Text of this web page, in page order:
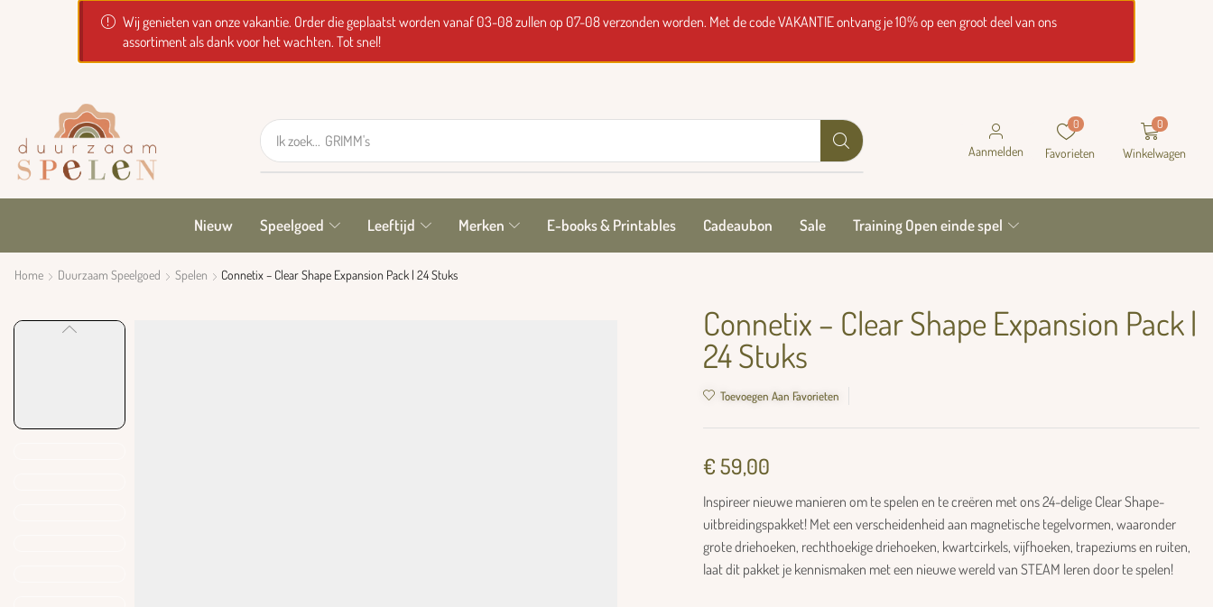
Wij genieten van onze vakantie. Order die geplaatst worden vanaf 03-08 zullen op 07-08 verzonden worden. Met de code VAKANTIE ontvang je 10% op een groot deel van ons
assortiment als dank voor het wachten. Tot snel!
Ik zoek... GRIMM's
Aanmelden
0
Favorieten
0
Winkelwagen
Nieuw Speelgoed Leeftijd Merken E-books & Printables Cadeaubon Sale Training Open einde spel
Home Duurzaam Speelgoed Spelen Connetix – Clear Shape Expansion Pack | 24 Stuks
Connetix – Clear Shape Expansion Pack |
24 Stuks
Toevoegen Aan Favorieten
€ 59,00
Inspireer nieuwe manieren om te spelen en te creëren met ons 24-delige Clear Shape-
uitbreidingspakket! Met een verscheidenheid aan magnetische tegelvormen, waaronder
grote driehoeken, rechthoekige driehoeken, kwartcirkels, vijfhoeken, trapeziums en ruiten,
laat dit pakket je kennismaken met een nieuwe wereld van STEAM leren door te spelen!